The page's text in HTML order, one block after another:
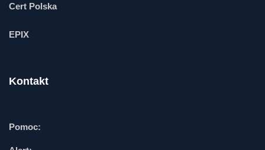
Cert Polska
EPIX
Kontakt
Pomoc: